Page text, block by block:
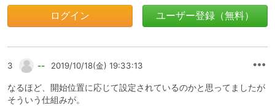
ログイン ユーザー登録（無料）
3 -- 2019/10/18(金) 19:33:13
なるほど、開始位置に応じて設定されているのかと思ってましたが
そういう仕組みが。